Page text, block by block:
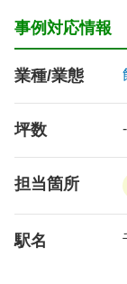
事例対応情報
業種/業態
坪数 -
担当箇所
駅名